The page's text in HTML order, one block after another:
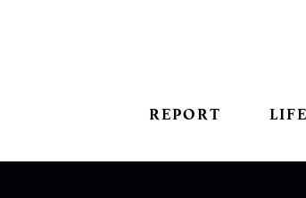
REPORT LIFE